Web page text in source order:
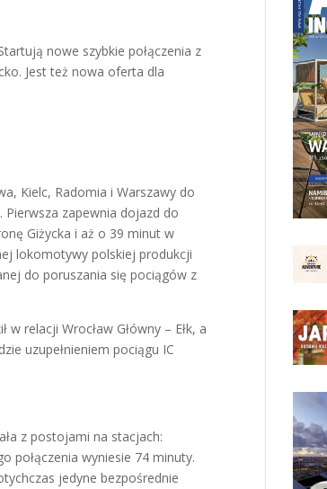
nowe szybkie połączenia z
Jest też nowa oferta dla
Kielc, Radomia i Warszawy do
Pierwsza zapewnia dojazd do
Giżycka i aż o 39 minut w
lokomotywy polskiej produkcji
do poruszania się pociągów z
relacji Wrocław Główny – Ełk, a
uzupełnieniem pociągu IC
z postojami na stacjach:
połączenia wyniesie 74 minuty.
jedyne bezpośrednie